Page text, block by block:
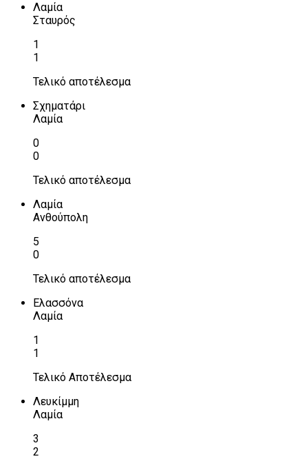
Λαμία
Σταυρός
1
1
Τελικό αποτέλεσμα
Σχηματάρι
Λαμία
0
0
Τελικό αποτέλεσμα
Λαμία
Ανθούπολη
5
0
Τελικό αποτέλεσμα
Ελασσόνα
Λαμία
1
1
Τελικό Αποτέλεσμα
Λευκίμμη
Λαμία
3
2